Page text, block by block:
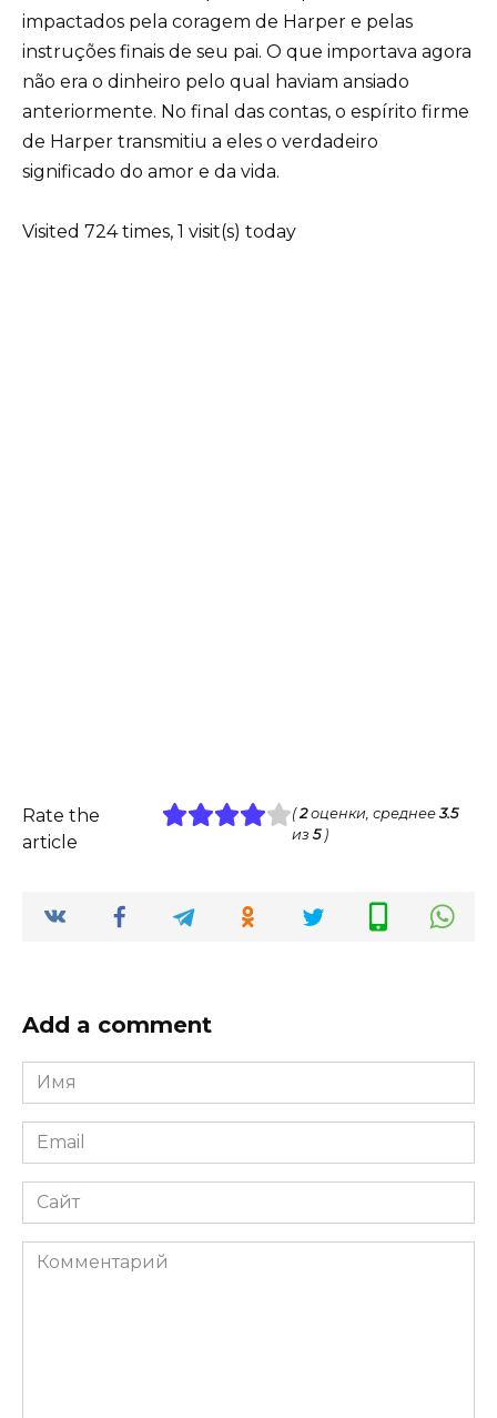
impactados pela coragem de Harper e pelas
instruções finais de seu pai. O que importava agora
não era o dinheiro pelo qual haviam ansiado
anteriormente. No final das contas, o espírito firme
de Harper transmitiu a eles o verdadeiro
significado do amor e da vida.
Visited 724 times, 1 visit(s) today
Rate the
article
(2оценки, среднее3.5
из 5)
Add a comment
Имя
*
Email
*
Сайт
Комментарий